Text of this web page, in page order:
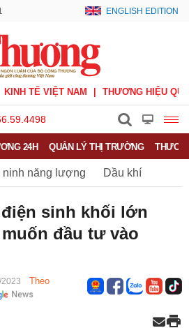
ENGLISH EDITION
KINH TẾ VIỆT NAM THƯƠNG HIỆU
24H QUẢN LÝ THỊ TRƯỜNG
ninh năng lượng Dầu khí
sinh khối lớn
đầu tư vào
Theo